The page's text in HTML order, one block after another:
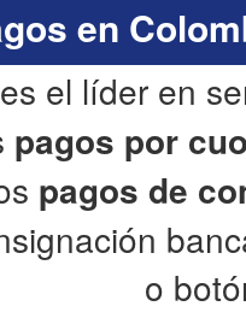
en
es el líder en
pagos por
pagos de
o